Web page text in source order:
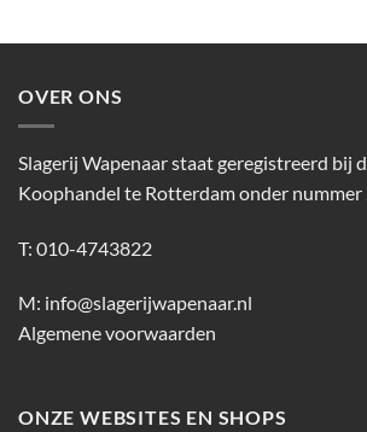
OVER ONS
Slagerij Wapenaar staat geregistreerd bij
Koophandel te Rotterdam onder nummer
T: 010-4743822
M: info@slagerijwapenaar.nl
Algemene voorwaarden
ONZE WEBSITES EN SHOPS